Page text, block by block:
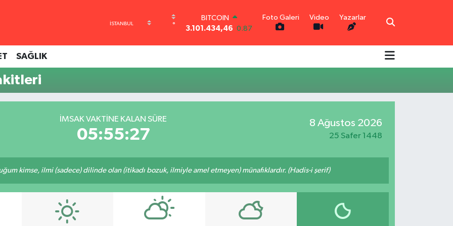
°
BITCOIN
3.101.434,46 0.87
64,4811 0.38
GRAM ALTIN
Foto Galeri Video Yazarlar
SAĞLIK
İMSAK VAKTINE KALAN SÜRE
05:55:27
8 Ağustos 2026
25 Safer 1448
kimse, ilmi (sadece) dilinde olan (itikadı bozuk, ilmiyle amel etmeyen) münafıklardır. (Hadis-i şerif)